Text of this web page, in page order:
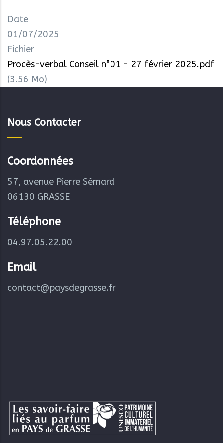
Date
01/07/2025
Fichier
Procès-verbal Conseil n°01 - 27 février 2025.pdf
(3.56 Mo)
Nous Contacter
Coordonnées
57, avenue Pierre Sémard
06130 GRASSE
Téléphone
04.97.05.22.00
Email
contact@paysdegrasse.fr